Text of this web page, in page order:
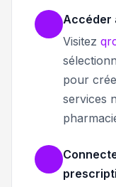
Accéder
Visitez
pour
services